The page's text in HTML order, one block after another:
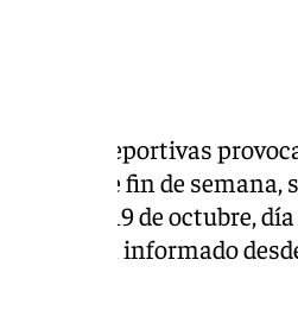
carreras deportivas
de este fin de
sábado, 19 de octubre,
según han informado